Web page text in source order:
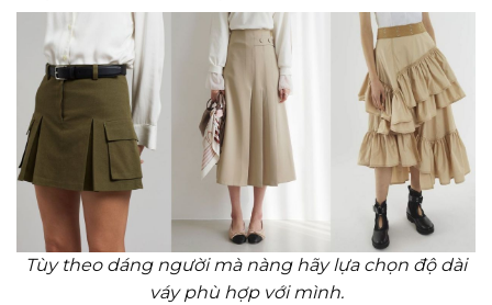
Tùy theo dáng người mà nàng hãy lựa chọn độ dài
váy phù hợp với mình.